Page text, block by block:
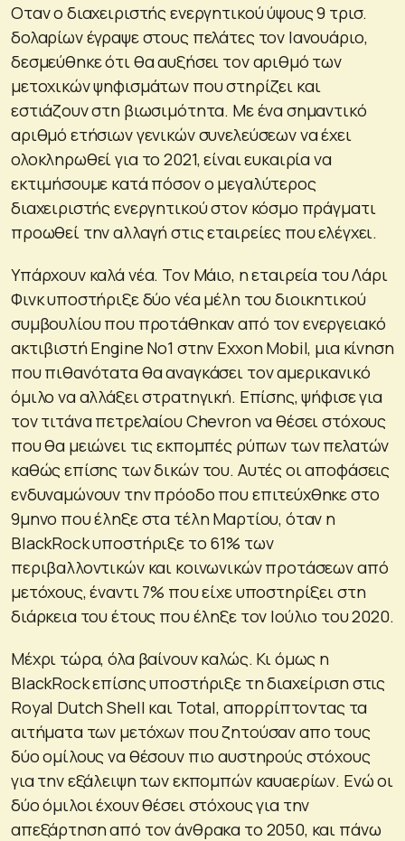
Οταν ο διαχειριστής ενεργητικού ύψους 9 τρισ.
δολαρίων έγραψε στους πελάτες τον Ιανουάριο,
δεσμεύθηκε ότι θα αυξήσει τον αριθμό των
μετοχικών ψηφισμάτων που στηρίζει και
εστιάζουν στη βιωσιμότητα. Με ένα σημαντικό
αριθμό ετήσιων γενικών συνελεύσεων να έχει
ολοκληρωθεί για το 2021, είναι ευκαιρία να
εκτιμήσουμε κατά πόσον ο μεγαλύτερος
διαχειριστής ενεργητικού στον κόσμο πράγματι
προωθεί την αλλαγή στις εταιρείες που ελέγχει.
Υπάρχουν καλά νέα. Toν Μάιο, η εταιρεία του Λάρι
Φινκ υποστήριξε δύο νέα μέλη του διοικητικού
συμβουλίου που προτάθηκαν από τον ενεργειακό
ακτιβιστή Engine No1 στην Exxon Mobil, μια κίνηση
που πιθανότατα θα αναγκάσει τον αμερικανικό
όμιλο να αλλάξει στρατηγική. Επίσης, ψήφισε για
τον τιτάνα πετρελαίου Chevron να θέσει στόχους
που θα μειώνει τις εκπομπές ρύπων των πελατών
καθώς επίσης των δικών του. Αυτές οι αποφάσεις
ενδυναμώνουν την πρόοδο που επιτεύχθηκε στο
9μηνο που έληξε στα τέλη Μαρτίου, όταν η
BlackRock υποστήριξε το 61% των
περιβαλλοντικών και κοινωνικών προτάσεων από
μετόχους, έναντι 7% που είχε υποστηρίξει στη
διάρκεια του έτους που έληξε τον Ιούλιο του 2020.
Μέχρι τώρα, όλα βαίνουν καλώς. Κι όμως η
BlackRock επίσης υποστήριξε τη διαχείριση στις
Royal Dutch Shell και Total, απορρίπτοντας τα
αιτήματα των μετόχων που ζητούσαν απο τους
δύο ομίλους να θέσουν πιο αυστηρούς στόχους
για την εξάλειψη των εκπομπών καυαερίων. Ενώ οι
δύο όμιλοι έχουν θέσει στόχους για την
απεξάρτηση από τον άνθρακα το 2050, και πάνω